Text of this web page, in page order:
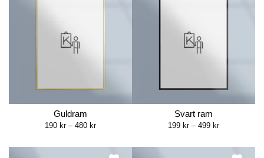
Guldram
190 kr – 480 krPrice
through
480 kr
Svart ram
199 kr – 499 krPrice
through
499 kr